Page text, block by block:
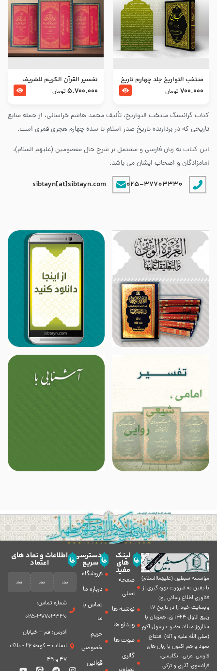
کتاب گرانسنگ منتخب التواريخ، تألیف محمد هاشم خراسانی، از جمله منابع
تاریخی که در بردارنده تاریخ صدر اسلام تا سده چهارم هجری قمری است.
این کتاب به زبان فارسی و مشتمل بر شرح حال معصومین (علیهم السلام)،
امامزادگان و اصحاب ایشان می باشد.
025-37703330
sibtayn[at]sibtayn.com
منتخب التواریخ جلد چهارم تاریخ
امام زین العابدین و امام محمد
700.000 تومان
تفسير القرآن الكريم للشريف
المرتضي قدس سرّه
5.700.000 تومان
مؤسسه سبطين (عليهماالسلام)
با يقين به ضرورت بهره گیرى از
فناورى اطلاع رسانى روز،
وبسایت خود را در تاريخ 17
ربيع الاول 1424 ق. همزمان با
سالروز ميلاد حضرت رسول اكرم
(صلی الله علیه و آله) افتتاح
نمود و هم اكنون با زبان های
فارسی، عربى، انگلیسی،
فرانسوی، آذری و ترکی
لینک
های
مفید
صفحه
اصلی
نوشته ها
ویدئو ها
صوت ها
گالری
دسترسی
سریع
فروشگاه
درباره ما
تماس با
ما
حریم
خصوصی
قوانین
اطلاعات و نماد های
اعتماد
شماره تماس:
37703330-025
آدرس: قم – خیابان
انقلاب – کوچه 26 - پلاک
47 و 49